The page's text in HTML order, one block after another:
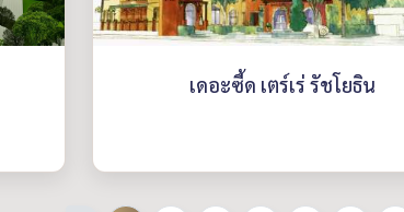
เดอะซี้ด เตร์เร่ รัชโยธิน